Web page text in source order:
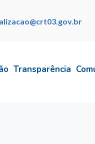
Transparência